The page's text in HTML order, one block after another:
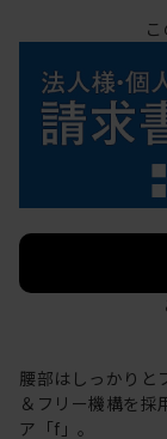
腰部はしっかりと
＆フリー機構を採
ア「f」。